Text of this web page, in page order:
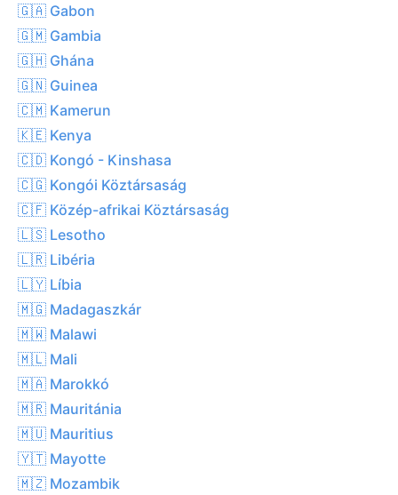
🇬🇦 Gabon
🇬🇲 Gambia
🇬🇭 Ghána
🇬🇳 Guinea
🇨🇲 Kamerun
🇰🇪 Kenya
🇨🇩 Kongó - Kinshasa
🇨🇬 Kongói Köztársaság
🇨🇫 Közép-afrikai Köztársaság
🇱🇸 Lesotho
🇱🇷 Libéria
🇱🇾 Líbia
🇲🇬 Madagaszkár
🇲🇼 Malawi
🇲🇱 Mali
🇲🇦 Marokkó
🇲🇷 Mauritánia
🇲🇺 Mauritius
🇾🇹 Mayotte
🇲🇿 Mozambik